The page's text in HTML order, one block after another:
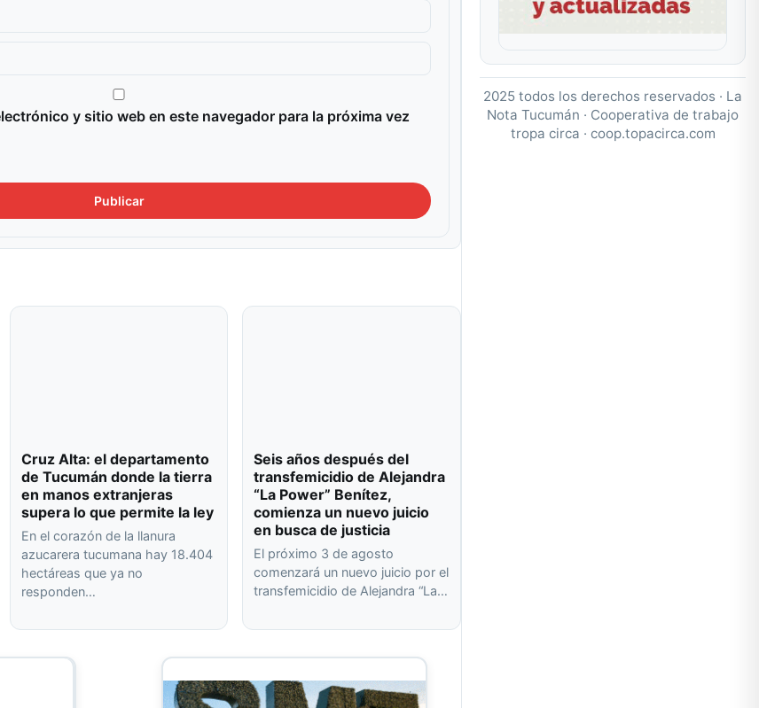
y sitio web en este navegador para la próxima vez
Cruz Alta: el departamento
de Tucumán donde la tierra
en manos extranjeras
supera lo que permite la ley
En el corazón de la llanura
azucarera tucumana hay 18.404
hectáreas que ya no
responden…
Seis años después del
transfemicidio de Alejandra
“La Power” Benítez,
comienza un nuevo juicio
en busca de justicia
El próximo 3 de agosto
comenzará un nuevo juicio por el
transfemicidio de Alejandra “La…
2025 todos los derechos reservados · La
Nota Tucumán · Cooperativa de trabajo
tropa circa · coop.topacirca.com